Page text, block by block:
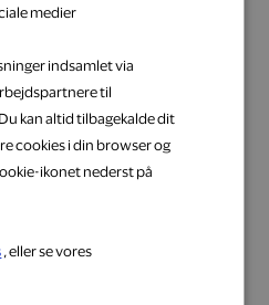
brands
udgifter hos over 2.000
Optjen automatisk
medier
indsamlet via
til
kan altid tilbagekalde dit
cookies i din browser og
ikonet nederst på
, eller se vores